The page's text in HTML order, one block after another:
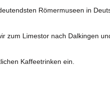
Römermuseen in
zum Limestor nach Dalkingen
Kaffeetrinken ein.